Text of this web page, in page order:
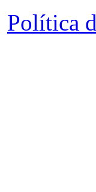
Política